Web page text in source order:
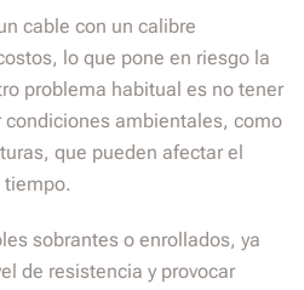
cable con un calibre
lo que pone en riesgo la
problema habitual es no tener
ambientales, como
que pueden afectar el
tiempo.
sobrantes o enrollados, ya
de resistencia y provocar